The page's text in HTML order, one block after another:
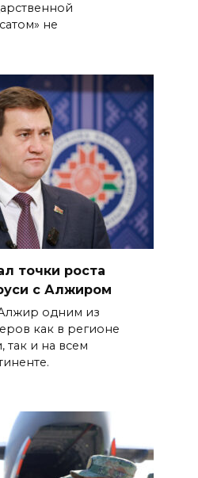
не
точки роста
с Алжиром
Алжир одним из
как в регионе
и на всем